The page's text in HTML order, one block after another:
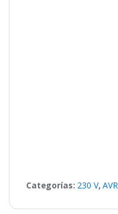
Categorías: 230 V,AVR